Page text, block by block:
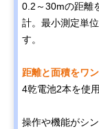
0.2～30mの距離
計。最小測定単
す。
距離と面積をワ
4乾電池2本を使
操作や機能がシ